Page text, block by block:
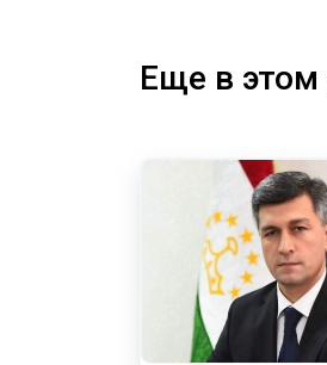
Еще в этом